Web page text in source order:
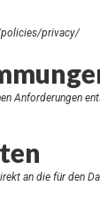
privacy/
Anforderungen
an die für den